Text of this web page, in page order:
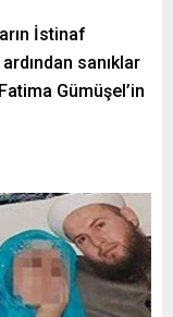
İstinaf
sanıklar
Gümüşel’in